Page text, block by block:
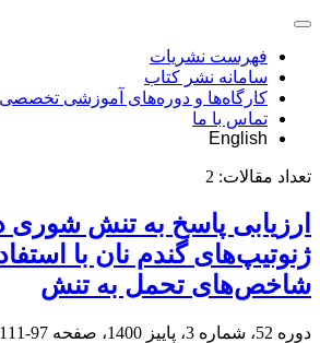
فهرست نشریات
سامانه نشر کتاب
کارگاه‌ها و دوره‌های آموزشی تخصصی
تماس با ما
English
تعداد مقالات: 2
ارزیابی پاسخ به تنش شوری
ژنوتیپ‌های گندم نان با
شاخص‌های تحمل به تنش
دوره 52، شماره 3، پاییز 1400، صفحه 97-111